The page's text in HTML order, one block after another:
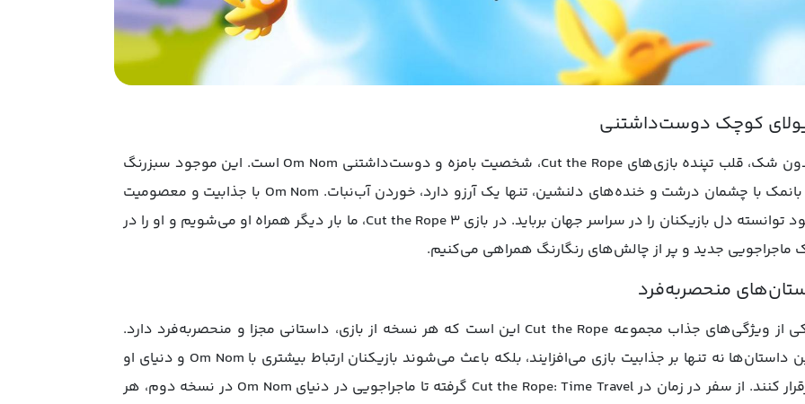
کوچک دوست‌داشتنی
بدون شک، قلب تپنده‌ بازی‌های Cut the Rope، شخصیت بامزه و دوست‌داشتنی Om Nom است. این موجود سبزرنگ
و بانمک با چشمان درشت و خنده‌های دلنشین، تنها یک آرزو دارد، خوردن آب‌نبات. Om Nom با جذابیت و معصومیت
خود توانسته دل بازیکنان را در سراسر جهان برباید. در بازی Cut the Rope 3، ما بار دیگر همراه او می‌شویم و او را در
ماجراجویی جدید و پر از چالش‌های رنگارنگ همراهی می‌کنیم.
منحصربه‌فرد
یکی از ویژگی‌های جذاب مجموعه Cut the Rope این است که هر نسخه از بازی، داستانی مجزا و منحصربه‌فرد دارد.
این داستان‌ها نه تنها بر جذابیت بازی می‌افزایند، بلکه باعث می‌شوند بازیکنان ارتباط بیشتری با Om Nom و دنیای او
برقرار کنند. از سفر در زمان در Cut the Rope: Time Travel گرفته تا ماجراجویی در دنیای Om Nom در نسخه‌ دوم، هر